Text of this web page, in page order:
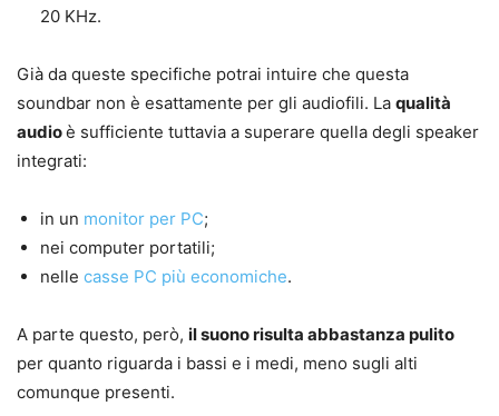
20 KHz.
Già da queste specifiche potrai intuire che questa
soundbar non è esattamente per gli audiofili. La qualità
audioè sufficiente tuttavia a superare quella degli speaker
integrati:
in un monitor per PC;
nei computer portatili;
nelle casse PC più economiche.
A parte questo, però, il suono risulta abbastanza pulito
per quanto riguarda i bassi e i medi, meno sugli alti
comunque presenti.